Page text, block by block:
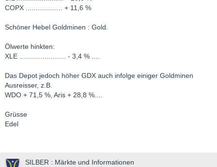
COPX ................... + 11,6 %
Schöner Hebel Goldminen : Gold.
Ölwerte hinkten:
XLE ........................ - 3,4 % ....
Das Depot jedoch höher GDX auch infolge einiger Goldminen
Ausreisser, z.B.
WDO + 71,5 %, Aris + 28,8 %....
Grüsse
Edel
SILBER : Märkte und Informationen